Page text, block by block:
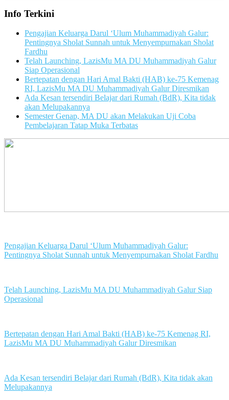
Info Terkini
Pengajian Keluarga Darul ‘Ulum Muhammadiyah Galur:
Pentingnya Sholat Sunnah untuk Menyempurnakan Sholat
Fardhu
Telah Launching, LazisMu MA DU Muhammadiyah Galur
Siap Operasional
Bertepatan dengan Hari Amal Bakti (HAB) ke-75 Kemenag
RI, LazisMu MA DU Muhammadiyah Galur Diresmikan
Ada Kesan tersendiri Belajar dari Rumah (BdR), Kita tidak
akan Melupakannya
Semester Genap, MA DU akan Melakukan Uji Coba
Pembelajaran Tatap Muka Terbatas
Pengajian Keluarga Darul ‘Ulum Muhammadiyah Galur:
Pentingnya Sholat Sunnah untuk Menyempurnakan Sholat Fardhu
Telah Launching, LazisMu MA DU Muhammadiyah Galur Siap
Operasional
Bertepatan dengan Hari Amal Bakti (HAB) ke-75 Kemenag RI,
LazisMu MA DU Muhammadiyah Galur Diresmikan
Ada Kesan tersendiri Belajar dari Rumah (BdR), Kita tidak akan
Melupakannya